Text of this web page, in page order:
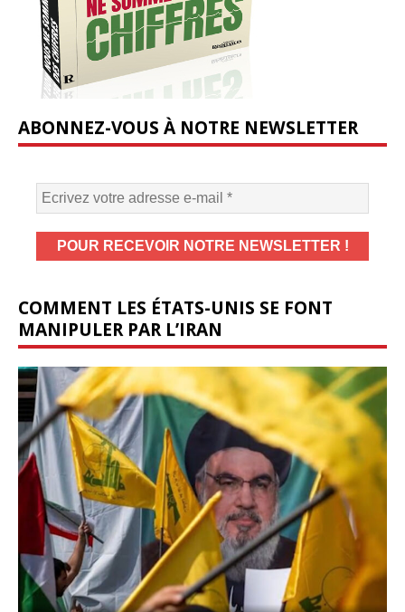
ABONNEZ-VOUS À NOTRE NEWSLETTER
COMMENT LES ÉTATS-UNIS SE FONT
MANIPULER PAR L’IRAN